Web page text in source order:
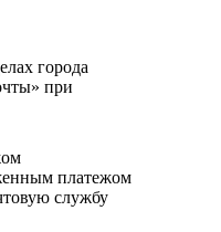
города
при
платежом
службу